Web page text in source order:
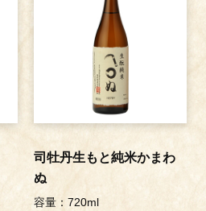
司牡丹生もと純米かまわ
ぬ
容量：720ml